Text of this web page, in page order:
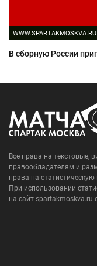
WWW.SPARTAKMOSKVA.RU
В сборную России
Все права на текстовые,
правообладателям и
права на
При использовании
на сайт spartakmoskva.ru